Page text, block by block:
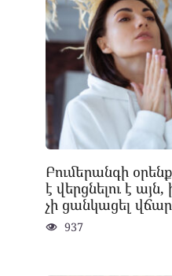
Բումերանգի
է վերցնելու է
չի ցանկացել
937